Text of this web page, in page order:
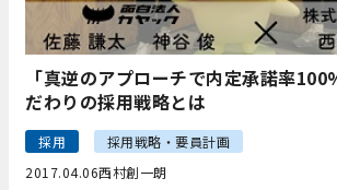
「真逆のアプローチで内定承諾率
だわりの採用戦略とは
採用
採用戦略・要員計画
2017.04.06西村創一朗